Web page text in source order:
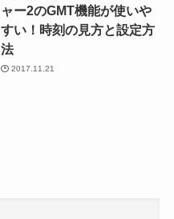
ャー2のGMT機能が使いや
すい！時刻の見方と設定方
法
2017.11.21